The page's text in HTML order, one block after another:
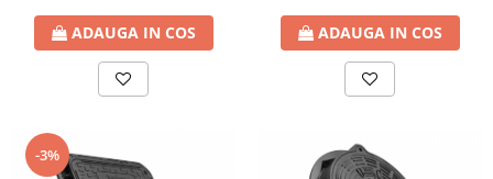
ADAUGA IN COS ADAUGA IN COS
-3%